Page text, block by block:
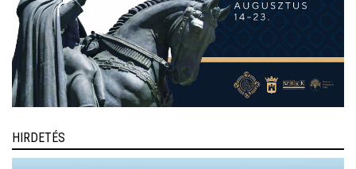
HIRDETÉS